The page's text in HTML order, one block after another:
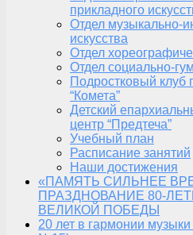
прикладного
Отдел музыкально-
искусства
Отдел
Отдел социально-
Подростковый клуб
“Комета”
Детский
центр “Предтеча”
Учебный план
Расписание занятий
Наши достижения
«ПАМЯТЬ СИЛЬНЕЕ
ПРАЗДНОВАНИЕ 80-
ВЕЛИКОЙ ПОБЕДЫ
20 лет в гармонии